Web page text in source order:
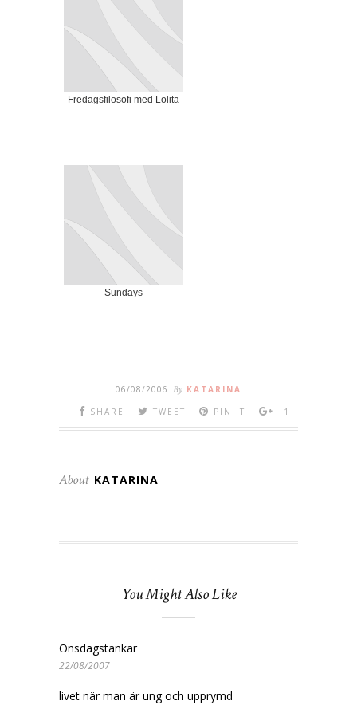
Fredagsfilosofi med Lolita
Sundays
06/08/2006 By KATARINA
SHARE
TWEET PIN IT +1
About KATARINA
You Might Also Like
Onsdagstankar
22/08/2007
livet när man är ung och upprymd